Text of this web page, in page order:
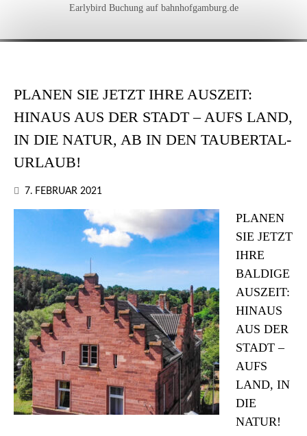
Earlybird Buchung auf bahnhofgamburg.de
PLANEN SIE JETZT IHRE AUSZEIT:
HINAUS AUS DER STADT – AUFS LAND,
IN DIE NATUR, AB IN DEN TAUBERTAL-
URLAUB!
7. FEBRUAR 2021
PLANEN
SIE JETZT
IHRE
BALDIGE
AUSZEIT:
HINAUS
AUS DER
STADT –
AUFS
LAND, IN
DIE
NATUR!